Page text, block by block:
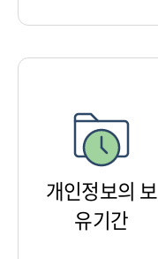
개인정보의 보
유기간